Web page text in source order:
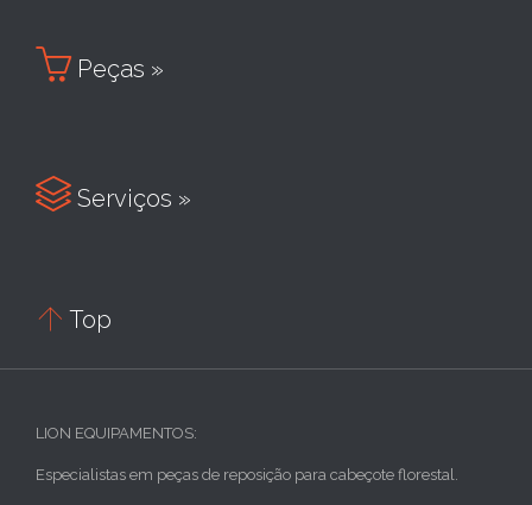
 Peças »
 Serviços »
 Top
LION EQUIPAMENTOS:
Especialistas em peças de reposição para cabeçote florestal.